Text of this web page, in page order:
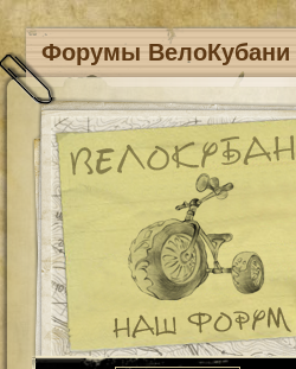
Форумы ВелоКубани